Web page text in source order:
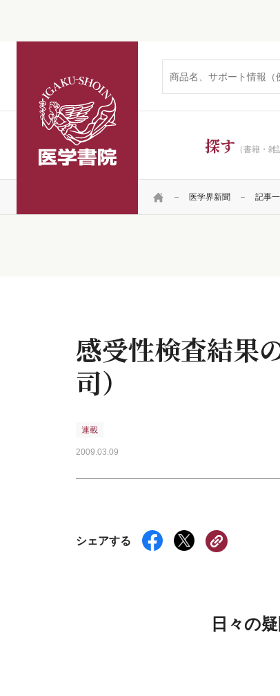
探す （書籍・雑
HOME 医学界新聞 記事
感受性検査結果
司）
連載
2009.03.09
シェアする
日々の